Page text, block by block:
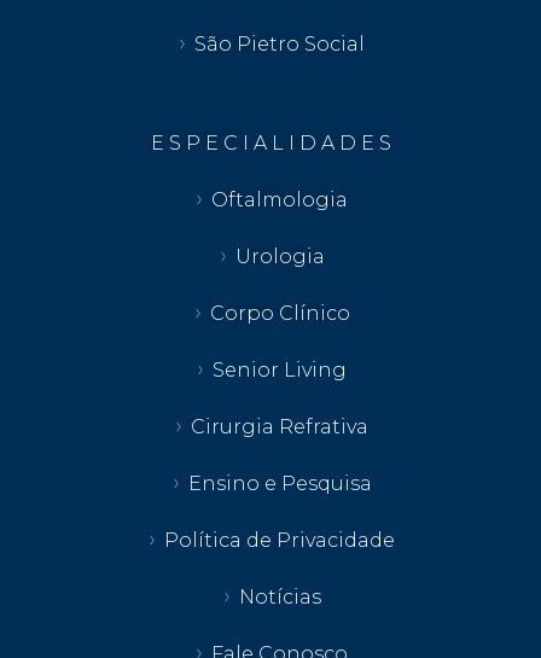
São Pietro Social
E S P E C I A L I D A D E S
Oftalmologia
Urologia
Corpo Clínico
Senior Living
Cirurgia Refrativa
Ensino e Pesquisa
Política de Privacidade
Notícias
Fale Conosco